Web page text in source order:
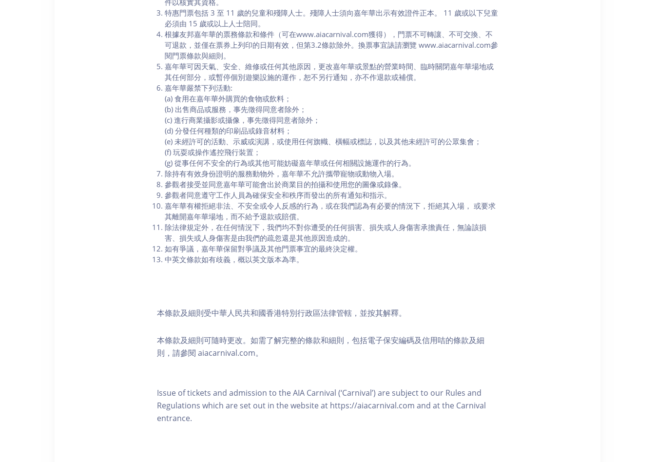
件以核實其資格。
特惠門票包括 3 至 11 歲的兒童和殘障人士。殘障人士須向嘉年華出示有效證件正本。 11 歲或以下兒童
必須由 15 歲或以上人士陪同。
根據友邦嘉年華的票務條款和條件（可在www.aiacarnival.com獲得），門票不可轉讓、不可交換、不
可退款，並僅在票券上列印的日期有效，但第3.2條款除外。換票事宜諘請瀏覽 www.aiacarnival.com參
閱門票條款與細則。
嘉年華可因天氣、安全、維修或任何其他原因，更改嘉年華或景點的營業時間、臨時關閉嘉年華場地或
其任何部分，或暫停個別遊樂設施的運作，恕不另行通知，亦不作退款或補償。
嘉年華嚴禁下列活動:
(a) 食用在嘉年華外購買的食物或飲料；
(b) 出售商品或服務，事先徵得同意者除外；
(c) 進行商業攝影或攝像，事先徵得同意者除外；
(d) 分發任何種類的印刷品或錄音材料；
(e) 未經許可的活動、示威或演講，或使用任何旗幟、橫幅或標誌，以及其他未經許可的公眾集會；
(f) 玩耍或操作遙控飛行裝置；
(g) 從事任何不安全的行為或其他可能妨礙嘉年華或任何相關設施運作的行為。
除持有有效身份證明的服務動物外，嘉年華不允許攜帶寵物或動物入場。
參觀者接受並同意嘉年華可能會出於商業目的拍攝和使用您的圖像或錄像。
參觀者同意遵守工作人員為確保安全和秩序而發出的所有通知和指示。
嘉年華有權拒絕非法、不安全或令人反感的行為，或在我們認為有必要的情況下，拒絕其入場， 或要求
其離開嘉年華場地，而不給予退款或賠償。
除法律規定外，在任何情況下，我們均不對你遭受的任何損害、損失或人身傷害承擔責任，無論該損
害、損失或人身傷害是由我們的疏忽還是其他原因造成的。
如有爭議，嘉年華保留對爭議及其他門票事宜的最終決定權。
中英文條款如有歧義，概以英文版本為準。
本條款及細則受中華人民共和國香港特別行政區法律管轄，並按其解釋。
本條款及細則可隨時更改。如需了解完整的條款和細則，包括電子保安編碼及信用咭的條款及細
則，請參閱 aiacarnival.com。
Issue of tickets and admission to the AIA Carnival (‘Carnival’) are subject to our Rules and
Regulations which are set out in the website at https://aiacarnival.com and at the Carnival
entrance.